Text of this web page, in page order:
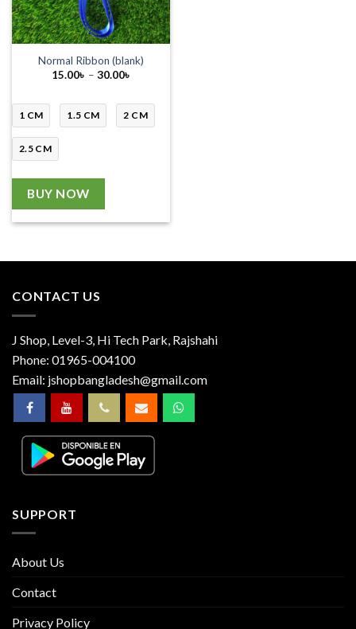
Normal Ribbon (blank)
15.00৳ – 30.00৳
through
30.00৳
1 CM 1.5 CM 2 CM
2.5 CM
BUY NOW
CONTACT US
J Shop, Level-3, Hi Tech Park, Rajshahi
Phone: 01965-004100
Email: jshopbangladesh@gmail.com
SUPPORT
About Us
Contact
Privacy Policy